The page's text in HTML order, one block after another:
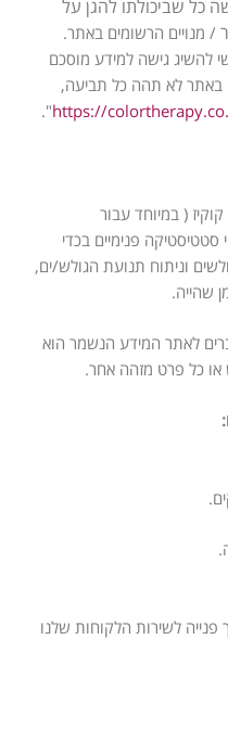
כל שביכולתו להגן על
/ מנויים הרשומים באתר.
להשיג גישה למידע מוסכם
באתר לא תהה כל תביעה,
https://
".
( במיוחד עבור
סטטיסטיקה פנימיים בכדי
וניתוח תנועת הגולש/ים,
שהייה.
לאתר המידע הנשמר הוא
כל פרט מזהה אחר.
לשירות הלקוחות שלנו